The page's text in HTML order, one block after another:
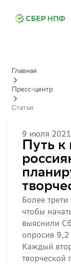
Главная
Пресс-центр
Статья
9 июля 2021
Путь к
Более
чтобы
выяснили
опросив 9,2
Каждый
творческой